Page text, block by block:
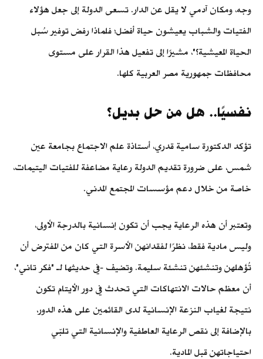
وجه، ومكان آدمي لا يقل عن الدار. تسعى الدولة إلى جعل هؤلاء
الفتيات والشباب يعيشون حياة أفضل؛ فلماذا رفض توفير سُبل
الحياة المعيشية؟"، مشيرًا إلى تفعيل هذا القرار على مستوى
محافظات جمهورية مصر العربية كلها.
نفسيًا.. هل من حل بديل؟
تؤكد الدكتورة سامية قدري، أستاذة علم الاجتماع بجامعة عين
شمس، على ضرورة تقديم الدولة رعاية مضاعفة للفتيات اليتيمات،
خاصة من خلال دعم مؤسسات المجتمع المدني.
وتعتبر أن هذه الرعاية يجب أن تكون إنسانية بالدرجة الأولى،
وليس مادية فقط، نظرًا لفقدانهن الأسرة التي كان من المفترض أن
تُؤهلهن وتنشئهن تنشئة سليمة. وتضيف -في حديثها لـ "فكر تاني"،
أن معظم حالات الانتهاكات التي تحدث في دور الأيتام تكون
نتيجة لغياب النزعة الإنسانية لدى القائمين على هذه الدور،
بالإضافة إلى نقص الرعاية العاطفية والإنسانية التي تلبّي
احتياجاتهن قبل المادية.